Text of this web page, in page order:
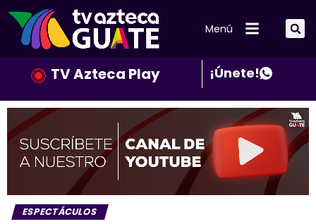
Menú
TV Azteca Play ¡Únete!
ESPECTÁCULOS